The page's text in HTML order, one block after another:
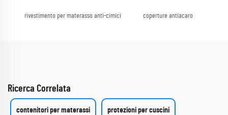
rivestimento per materasso anti-cimici coperture antiacaro
Ricerca Correlata
contenitori per materassi protezioni per cuscini